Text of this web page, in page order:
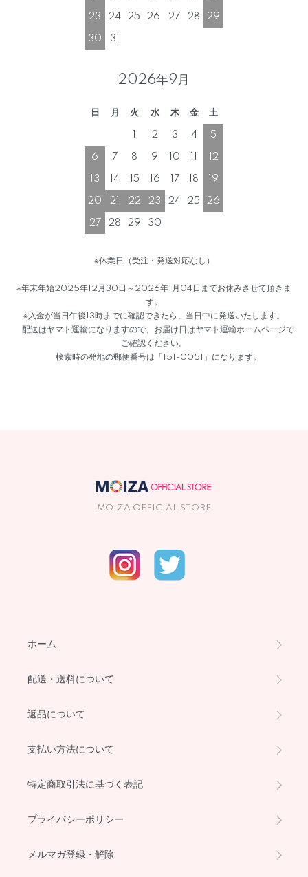
23 24 25 26 27 28 29
30 31
2026年9月
日 月 火 水 木 金 土
2 3 4 5
6 7 8 9 10 12
13 14 15 16 17 18 19
20 21 22 23 24 25 26
27 28 29 30
※休業日（受注・発送対応なし）
※年末年始2025年12月30日～2026年1月04日までお休みさせて頂きま
す。
※入金が当日午後13時までに確認できたら、当日中に発送いたします。
配送はヤマト運輸になりますので、お届け日はヤマト運輸ホームページで
ご確認ください。
検索時の発地の郵便番号は「151-0051」になります。
MOIZA OFFICIAL STORE
ホーム
配送・送料について
返品について
支払い方法について
特定商取引法に基づく表記
プライバシーポリシー
メルマガ登録・解除